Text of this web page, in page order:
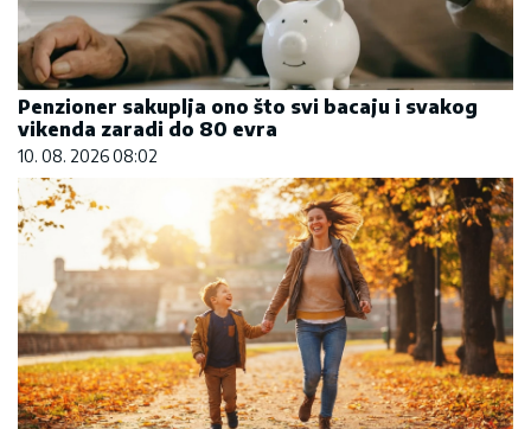
Penzioner sakuplja ono što svi bacaju i svakog
vikenda zaradi do 80 evra
10. 08. 2026 08:02